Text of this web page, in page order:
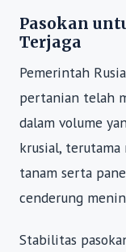
Pasokan
Terjaga
Pemerintah
pertanian telah
dalam volume
krusial, terutama
tanam serta
cenderung
Stabilitas